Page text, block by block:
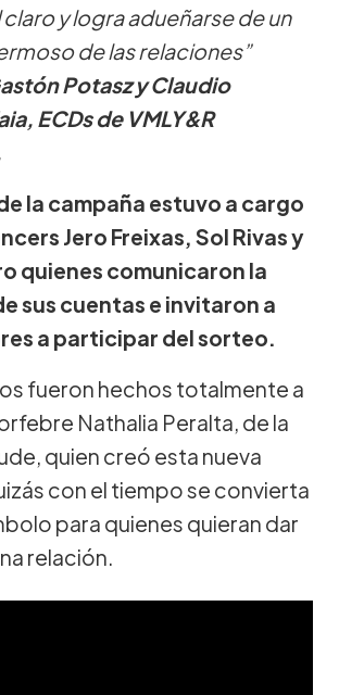
y logra adueñarse de un
de las relaciones”
Potasz y Claudio
ECDs de VMLY&R
la campaña estuvo a cargo
Jero Freixas, Sol Rivas y
quienes comunicaron la
sus cuentas e invitaron a
a participar del sorteo.
fueron hechos totalmente a
Nathalia Peralta, de la
quien creó esta nueva
con el tiempo se convierta
para quienes quieran dar
relación.